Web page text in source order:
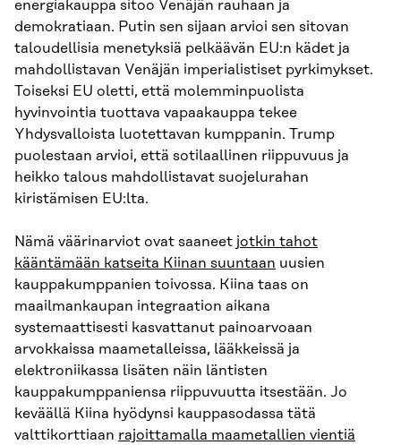
energiakauppa sitoo Venäjän rauhaan ja
demokratiaan. Putin sen sijaan arvioi sen sitovan
taloudellisia menetyksiä pelkäävän EU:n kädet ja
mahdollistavan Venäjän imperialistiset pyrkimykset.
Toiseksi EU oletti, että molemminpuolista
hyvinvointia tuottava vapaakauppa tekee
Yhdysvalloista luotettavan kumppanin. Trump
puolestaan arvioi, että sotilaallinen riippuvuus ja
heikko talous mahdollistavat suojelurahan
kiristämisen EU:lta.
Nämä väärinarviot ovat saaneet jotkin tahot
kääntämään katseita Kiinan suuntaan uusien
kauppakumppanien toivossa. Kiina taas on
maailmankaupan integraation aikana
systemaattisesti kasvattanut painoarvoaan
arvokkaissa maametalleissa, lääkkeissä ja
elektroniikassa lisäten näin läntisten
kauppakumppaniensa riippuvuutta itsestään. Jo
keväällä Kiina hyödynsi kauppasodassa tätä
valttikorttiaan rajoittamalla maametallien vientiä